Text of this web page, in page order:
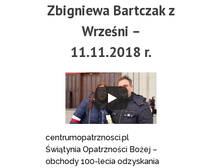
Zbigniewa Bartczak z
Wrześni –
11.11.2018 r.
centrumopatrznosci.pl
Świątynia Opatrzności Bożej –
obchody 100-lecia odzyskania